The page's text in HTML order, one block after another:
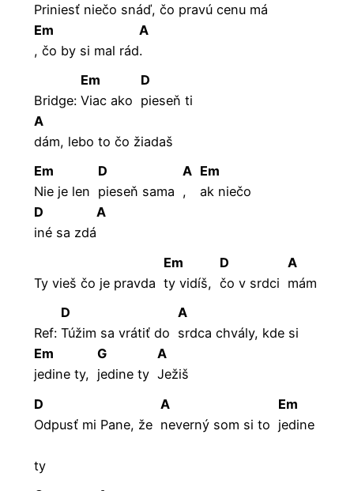
Priniesť niečo snáď, čo pravú cenu má
Em
, čo by si mal rád
A
.
Bridge:
Em
Viac ako
D
pieseň ti
A
dám, lebo to čo žiadaš
Em
Nie je len
D
pieseň sama
A
,
Em
ak niečo
D
iné sa zdá
A
Ty vieš čo je pravda
Em
ty vidíš,
D
čo v srdci
A
mám
Ref:
D
Túžim sa vrátiť do
A
srdca chvály, kde si
Em
jedine ty,
G
jedine ty
A
Ježiš
D
Odpusť mi Pane, že
A
neverný som si to
Em
jedine
ty